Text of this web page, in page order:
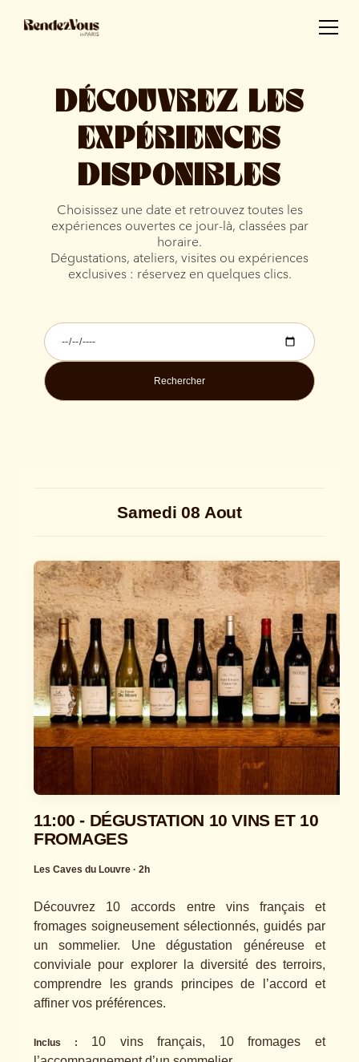
DÉCOUVREZ LES
EXPÉRIENCES
DISPONIBLES
Choisissez une date et retrouvez toutes les
expériences ouvertes ce jour-là, classées par
horaire.
Dégustations, ateliers, visites ou expériences
exclusives : réservez en quelques clics.
Rechercher